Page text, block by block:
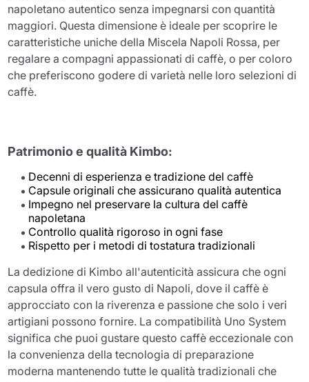
napoletano autentico senza impegnarsi con quantità
maggiori. Questa dimensione è ideale per scoprire le
caratteristiche uniche della Miscela Napoli Rossa, per
regalare a compagni appassionati di caffè, o per coloro
che preferiscono godere di varietà nelle loro selezioni di
caffè.
Patrimonio e qualità Kimbo:
Decenni di esperienza e tradizione del caffè
Capsule originali che assicurano qualità autentica
Impegno nel preservare la cultura del caffè
napoletana
Controllo qualità rigoroso in ogni fase
Rispetto per i metodi di tostatura tradizionali
La dedizione di Kimbo all'autenticità assicura che ogni
capsula offra il vero gusto di Napoli, dove il caffè è
approcciato con la riverenza e passione che solo i veri
artigiani possono fornire. La compatibilità Uno System
significa che puoi gustare questo caffè eccezionale con
la convenienza della tecnologia di preparazione
moderna mantenendo tutte le qualità tradizionali che